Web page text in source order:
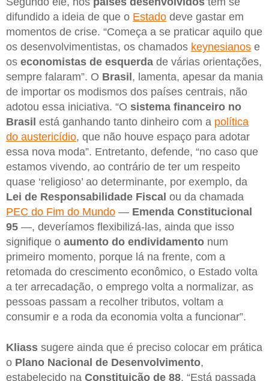
difundido a ideia de que o Estado deve gastar em
momentos de crise. “Começa a se praticar aquilo que
os desenvolvimentistas, os chamados keynesianos e
os economistas de esquerda de várias orientações,
sempre falaram”. O Brasil, lamenta, apesar da mania
de importar os modismos dos países centrais, não
adotou essa iniciativa. “O sistema financeiro no
Brasil está ganhando tanto dinheiro com a política
do austericídio, que não houve espaço para adotar
essa nova moda”. Entretanto, defende, “no caso que
estamos vivendo, ao contrário de ter um respeito
quase ‘religioso’ ao determinante, por exemplo, da
Lei de Responsabilidade Fiscal ou da chamada
PEC do Fim do Mundo — Emenda Constitucional
95 —, deveríamos flexibilizá-las, ainda que isso
signifique o aumento do endividamento num
primeiro momento, porque lá na frente, com a
retomada do crescimento econômico, o Estado volta
a ter arrecadação, o emprego volta a normalizar, as
pessoas passam a recolher tributos, voltam a
consumir e a roda da economia volta a funcionar”.
Kliass sugere ainda que é preciso colocar em prática
o Plano Nacional de Desenvolvimento,
estabelecido na Constituição de 88. “Está passada